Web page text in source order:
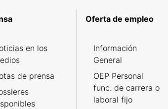
en los
de prensa
Oferta de empleo
Información
General
OEP Personal
func. de carrera o
laboral fijo